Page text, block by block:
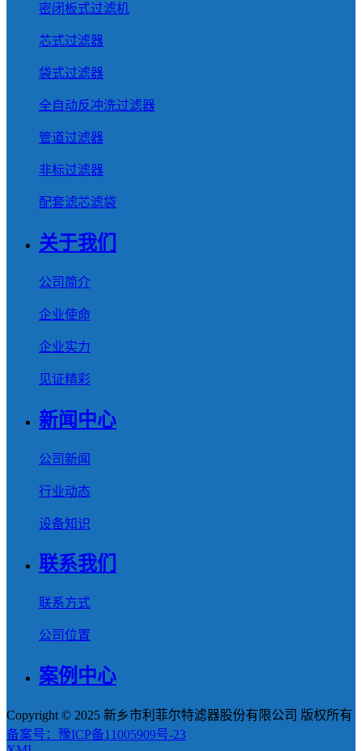
密闭板式过滤机
芯式过滤器
袋式过滤器
全自动反冲洗过滤器
管道过滤器
非标过滤器
配套滤芯滤袋
关于我们
公司简介
企业使命
企业实力
见证精彩
新闻中心
公司新闻
行业动态
设备知识
联系我们
联系方式
公司位置
案例中心
Copyright © 2025 新乡市利菲尔特滤器股份有限公司 版权所有
备案号：豫ICP备11005909号-23